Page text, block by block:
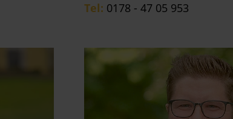
Tel: 0178 - 47 05 953